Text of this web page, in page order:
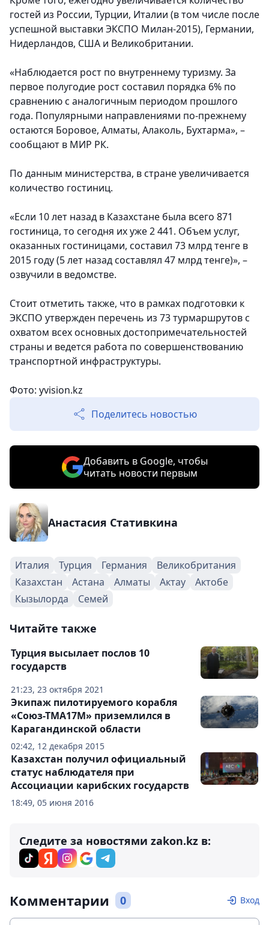
гостей из России, Турции, Италии (в том числе после
успешной выставки ЭКСПО Милан-2015), Германии,
Нидерландов, США и Великобритании.
«Наблюдается рост по внутреннему туризму. За
первое полугодие рост составил порядка 6% по
сравнению с аналогичным периодом прошлого
года. Популярными направлениями по-прежнему
остаются Боровое, Алматы, Алаколь, Бухтарма», –
сообщают в МИР РК.
По данным министерства, в стране увеличивается
количество гостиниц.
«Если 10 лет назад в Казахстане была всего 871
гостиница, то сегодня их уже 2 441. Объем услуг,
оказанных гостиницами, составил 73 млрд тенге в
2015 году (5 лет назад составлял 47 млрд тенге)», –
озвучили в ведомстве.
Стоит отметить также, что в рамках подготовки к
ЭКСПО утвержден перечень из 73 турмаршрутов с
охватом всех основных достопримечательностей
страны и ведется работа по совершенствованию
транспортной инфраструктуры.
Фото: yvision.kz
Поделитесь новостью
Добавить в Google, чтобы
читать новости первым
Анастасия Стативкина
Италия Турция Германия
Великобритания
Казахстан
Астана Алматы Актау
Актобе
Кызылорда
Семей
Читайте также
21:23, 23 октября 2021
Турция высылает послов 10
государств
02:42, 12 декабря 2015
Экипаж пилотируемого корабля
«Союз-ТМА17М» приземлился в
Карагандинской области
18:49, 05 июня 2016
Казахстан получил официальный
статус наблюдателя при
Ассоциации карибских государств
Следите за новостями zakon.kz в:
Комментарии 0 Вход